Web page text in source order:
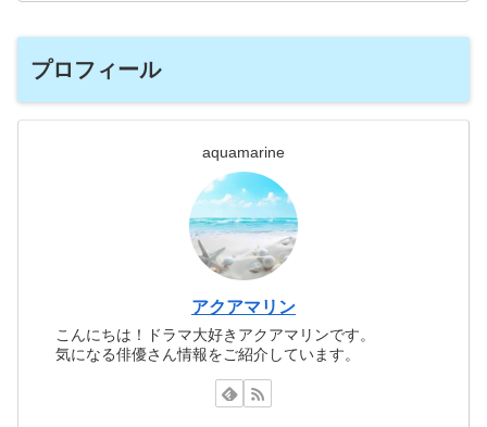
プロフィール
aquamarine
アクアマリン
こんにちは！ドラマ大好きアクアマリンです。
気になる俳優さん情報をご紹介しています。